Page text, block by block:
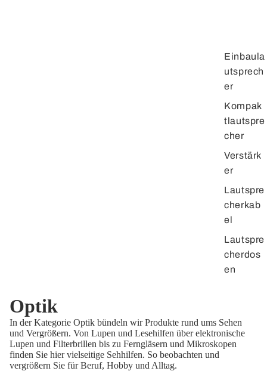
Einbaula
utsprech
er
Kompak
tlautspre
cher
Verstärk
er
Lautspre
cherkab
el
Lautspre
cherdos
en
Optik
In der Kategorie Optik bündeln wir Produkte rund ums Sehen
und Vergrößern. Von Lupen und Lesehilfen über elektronische
Lupen und Filterbrillen bis zu Ferngläsern und Mikroskopen
finden Sie hier vielseitige Sehhilfen. So beobachten und
vergrößern Sie für Beruf, Hobby und Alltag.